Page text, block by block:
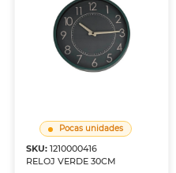
Pocas unidades
SKU:1210000416
RELOJ VERDE 30CM